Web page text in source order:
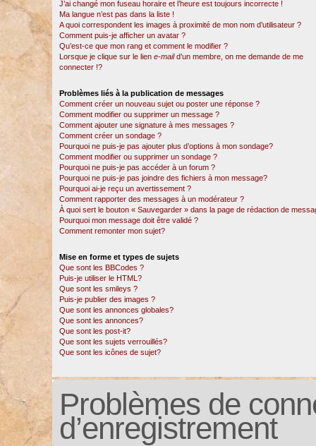
J’ai changé mon fuseau horaire et l’heure est toujours incorrecte !
Ma langue n’est pas dans la liste !
A quoi correspondent les images à proximité de mon nom d’utilisateur ?
Comment puis-je afficher un avatar ?
Qu’est-ce que mon rang et comment le modifier ?
Lorsque je clique sur le lien e-maild’un membre, on me demande de me
connecter !?
Problèmes liés à la publication de messages
Comment créer un nouveau sujet ou poster une réponse ?
Comment modifier ou supprimer un message ?
Comment ajouter une signature à mes messages ?
Comment créer un sondage ?
Pourquoi ne puis-je pas ajouter plus d’options à mon sondage?
Comment modifier ou supprimer un sondage ?
Pourquoi ne puis-je pas accéder à un forum ?
Pourquoi ne puis-je pas joindre des fichiers à mon message?
Pourquoi ai-je reçu un avertissement ?
Comment rapporter des messages à un modérateur ?
À quoi sert le bouton « Sauvegarder » dans la page de rédaction de
Pourquoi mon message doit être validé ?
Comment remonter mon sujet?
Mise en forme et types de sujets
Que sont les BBCodes ?
Puis-je utiliser le HTML?
Que sont les smileys ?
Puis-je publier des images ?
Que sont les annonces globales?
Que sont les annonces?
Que sont les post-it?
Que sont les sujets verrouillés?
Que sont les icônes de sujet?
Problèmes de
d’enregistrement